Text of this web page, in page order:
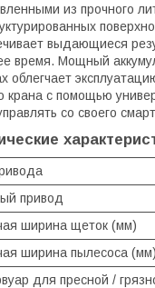
из прочного
выдающиеся
время. Мощный
облегчает
крана с помощью
со своего
привод
ширина щеток (мм)
ширина пылесоса (мм)
для пресной /